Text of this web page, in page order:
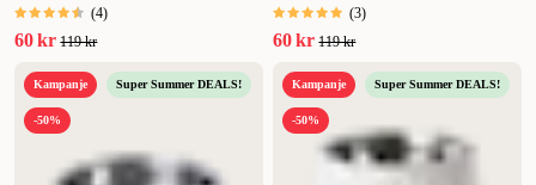
(4)
60 kr 119 kr
(3)
60 kr 119 kr
Kampanje Super Summer DEALS!
-50%
Kampanje Super Summer DEALS!
-50%